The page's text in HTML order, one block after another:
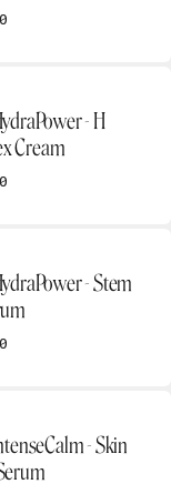
- H
Cream
- Stem
- Skin